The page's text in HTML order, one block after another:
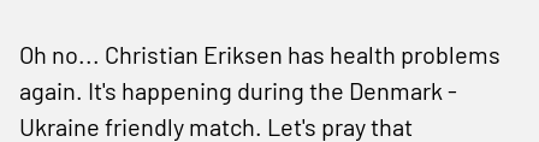
Oh no... Christian Eriksen has health problems
again. It's happening during the Denmark -
Ukraine friendly match. Let's pray that